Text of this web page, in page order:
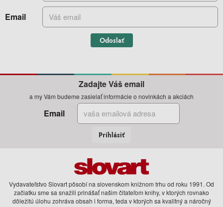
Email
Odoslať
Zadajte Váš email
a my Vám budeme zasielať informácie o novinkách a akciách
Email
Prihlásiť
Vydavateľstvo Slovart pôsobí na slovenskom knižnom trhu od roku 1991. Od
začiatku sme sa snažili prinášať našim čitateľom knihy, v ktorých rovnako
dôležitú úlohu zohráva obsah i forma, teda v ktorých sa kvalitný a náročný